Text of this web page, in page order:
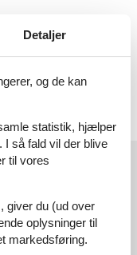
Detaljer
og de kan
statistik, hjælper
I så fald vil der blive
til vores
giver du (ud over
oplysninger til
markedsføring.